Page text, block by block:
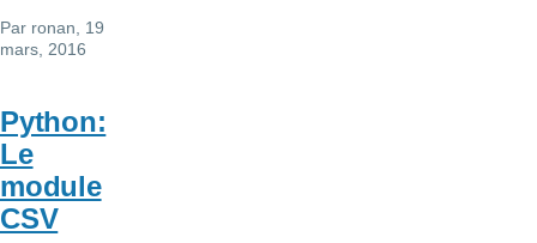
Par ronan , 19
mars, 2016
Python:
Le
module
CSV